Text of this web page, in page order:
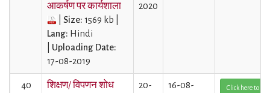
आकर्षण पर कार्यशाला
Size: 1569 kb |
Lang: Hindi
Uploading Date:
17-08-2019
2020
40
शिक्षण/ विपणन शोध
20-
16-08-
Click here to